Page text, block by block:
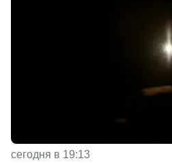
сегодня в 19:13